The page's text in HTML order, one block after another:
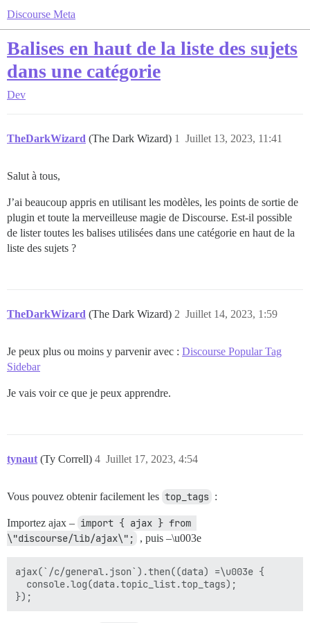
Discourse Meta
Balises en haut de la liste des sujets
dans une catégorie
Dev
TheDarkWizard (The Dark Wizard) Juillet 13, 2023, 11:41
1
Salut à tous,
J’ai beaucoup appris en utilisant les modèles, les points de sortie de
plugin et toute la merveilleuse magie de Discourse. Est-il possible
de lister toutes les balises utilisées dans une catégorie en haut de la
liste des sujets ?
TheDarkWizard (The Dark Wizard) Juillet 14, 2023, 1:59
2
Je peux plus ou moins y parvenir avec : Discourse Popular Tag
Sidebar
Je vais voir ce que je peux apprendre.
tynaut (Ty Correll) Juillet 17, 2023, 4:54
4
Vous pouvez obtenir facilement les top_tags :
Importez ajax – import { ajax } from
\"discourse/lib/ajax\";
, puis –\u003e
ajax(`/c/general.json`).then((data) =\u003e {
  console.log(data.topic_list.top_tags);